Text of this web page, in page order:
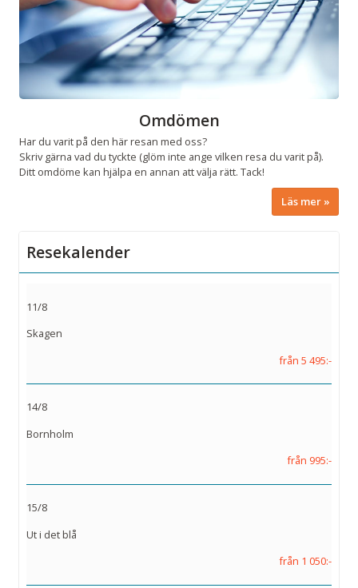
Omdömen
Har du varit på den här resan med oss?
Skriv gärna vad du tyckte (glöm inte ange vilken resa du varit på).
Ditt omdöme kan hjälpa en annan att välja rätt. Tack!
Läs mer
Resekalender
11/8
Skagen
från 5 495:-
14/8
Bornholm
från 995:-
15/8
Ut i det blå
från 1 050:-